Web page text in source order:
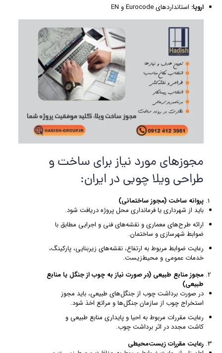
اروپا: استانداردهای Eurocode و EN
مجوزهای مورد نیاز برای ساخت و
طراحی ویلا چوبی در ایران:
پروانه ساخت (مجوز ساختمانی)
باید از شهرداری یا فرمانداری محل پروژه دریافت شود.
ارائه طرح‌های معماری و نقشه‌های فنی و اجرایی مطابق با
ضوابط شهرسازی و ساختمان.
رعایت ضوابط مربوط به ارتفاع، نقشه‌های زیربنایی، پارکینگ،
خدمات عمومی و محیط‌زیست.
مجوز منابع طبیعی (در صورت نیاز به چوب از جنگل یا منابع
طبیعی)
در صورت برداشت چوب از جنگل‌های طبیعی، باید مجوز
استخراج چوب از سازمان جنگل‌ها و مراتع اخذ شود.
رعایت مقررات مربوط به احیا و پایداری منابع طبیعی و
کاشت مجدد در اثر برداشت چوب.
رعایت مقررات زیست‌محیطی